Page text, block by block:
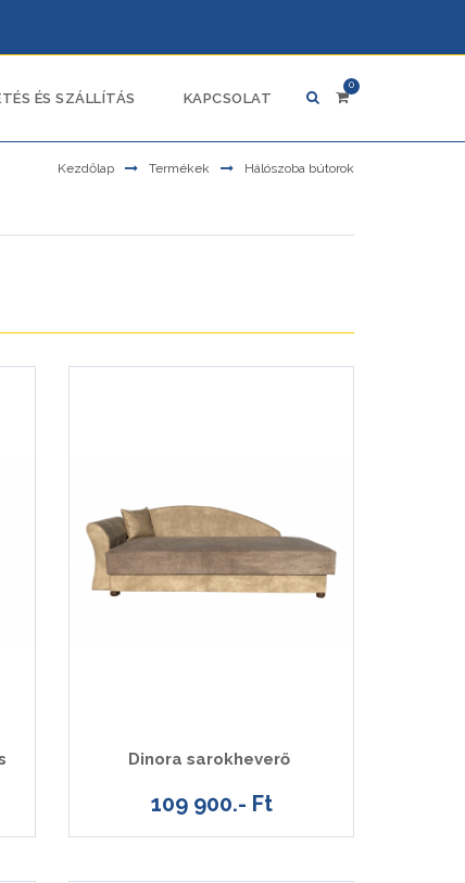
ÉS SZÁLLÍTÁS KAPCSOLAT
0
Kezdőlap Termékek Hálószoba bútorok
Dinora sarokheverő
109 900.- Ft